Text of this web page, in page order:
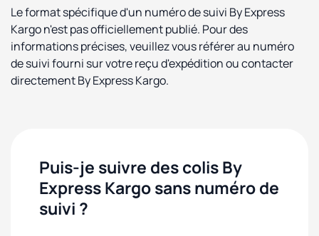
Le format spécifique d'un numéro de suivi By Express
Kargo n'est pas officiellement publié. Pour des
informations précises, veuillez vous référer au numéro
de suivi fourni sur votre reçu d'expédition ou contacter
directement By Express Kargo.
Puis-je suivre des colis By
Express Kargo sans numéro de
suivi ?